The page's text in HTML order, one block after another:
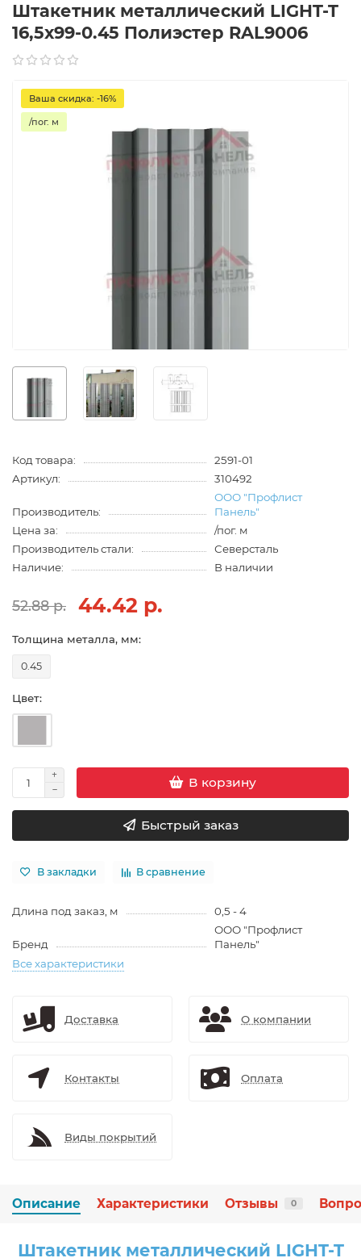
Штакетник металлический LIGHT-T
16,5х99-0.45 Полиэстер RAL9006
Ваша скидка: -16%
/пог. м
Код товара:
2591-01
Артикул:
310492
Производитель:
ООО "Профлист
Панель"
Цена за:
/пог. м
Производитель стали:
Северсталь
Наличие:
В наличии
52.88 р. 44.42 р.
Толщина металла, мм:
0.45
Цвет:
В корзину
Быстрый заказ
В закладки В сравнение
Длина под заказ, м 0,5 - 4
Бренд
ООО "Профлист
Панель"
Все характеристики
Доставка О компании
Контакты Оплата
Виды покрытий
Описание Характеристики Отзывы 0
Штакетник металлический LIGHT-T